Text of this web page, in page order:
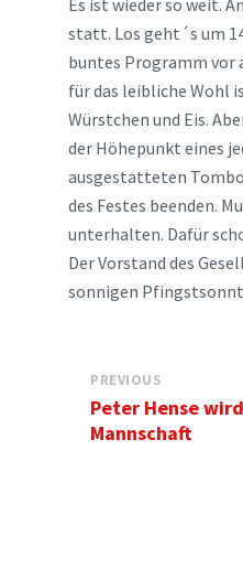
Es ist wieder so weit.
statt. Los geht´s um
buntes Programm vor
für das leibliche Wohl
Würstchen und Eis.
der Höhepunkt eines
ausgestatteten
des Festes beenden.
unterhalten. Dafür
Der Vorstand des
sonnigen
PREVIOUS
Peter Hense
Mannschaft